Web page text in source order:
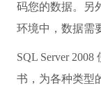
码您的数据。另
环境中，数据需
SQL Server
书，为各种类型